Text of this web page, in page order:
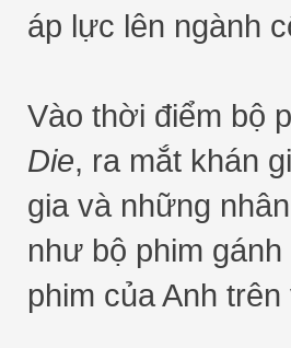
áp lực lên ngành
Vào thời điểm bộ
Die, ra mắt khán
gia và những
như bộ phim
phim của Anh trên